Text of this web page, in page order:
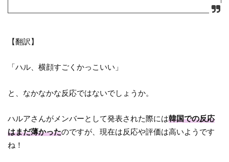
【翻訳】
「ハル、横顔すごくかっこいい」
と、なかなかな反応ではないでしょうか。
ハルアさんがメンバーとして発表された際には韓国での反応
はまだ薄かったのですが、現在は反応や評価は高いようです
ね！